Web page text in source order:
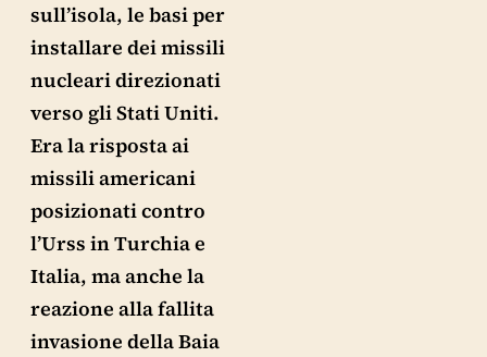
sull’isola, le basi per
installare dei missili
nucleari direzionati
verso gli Stati Uniti.
Era la risposta ai
missili americani
posizionati contro
l’Urss in Turchia e
Italia, ma anche la
reazione alla fallita
invasione della Baia